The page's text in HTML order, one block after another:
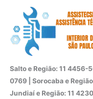
conteúdo
Salto e Região: 11
0769 | Sorocaba e
Jundiaí e Região: 11